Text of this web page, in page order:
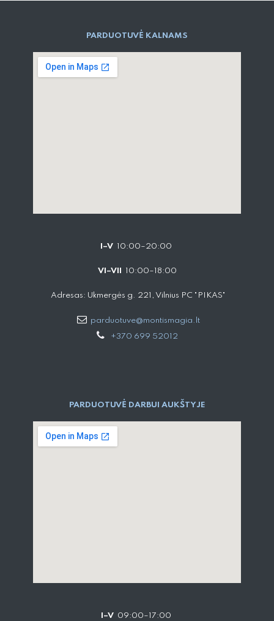
PARD​UOTUVĖ​ KALNAMS
I–V 10:00–20:00
VI–VII 10:00–18:00
Adresas: Ukmergės g. 221, Vilnius PC "PIKAS"
parduotuve@montismagia.lt
+370 699 52012
PARDUOTUVĖ DARBUI AUKŠTYJE
I–V 09:00–17:00